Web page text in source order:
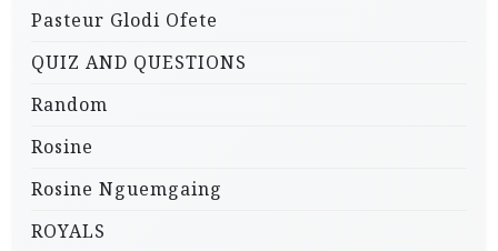
Pasteur Glodi Ofete
QUIZ AND QUESTIONS
Random
Rosine
Rosine Nguemgaing
ROYALS